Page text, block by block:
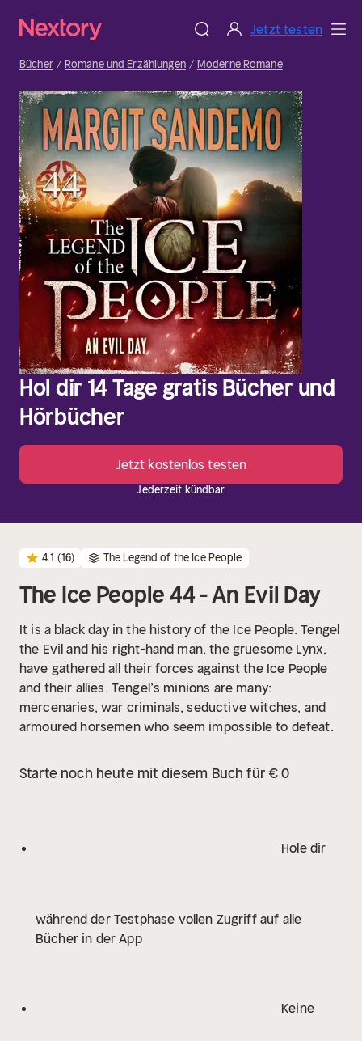
Jetzt testen
Bücher Romane und Erzählungen Moderne Romane
Hol dir 14 Tage gratis Bücher und
Hörbücher
Jetzt kostenlos testen
Jederzeit kündbar
4.1 (16) The Legend of the Ice People
The Ice People 44 - An Evil Day
It is a black day in the history of the Ice People. Tengel
the Evil and his right-hand man, the gruesome Lynx,
have gathered all their forces against the Ice People
and their allies. Tengel’s minions are many:
mercenaries, war criminals, seductive witches, and
armoured horsemen who seem impossible to defeat.
Starte noch heute mit diesem Buch für € 0
Hole dir
während der Testphase vollen Zugriff auf alle
Bücher in der App
Keine